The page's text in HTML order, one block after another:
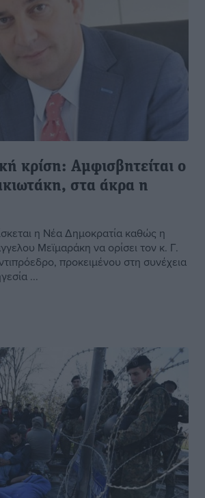
κρίση: Αμφισβητείται ο
στα άκρα η
η Νέα Δημοκρατία καθώς η
Μεϊμαράκη να ορίσει τον κ. Γ.
προκειμένου στη συνέχεια
...